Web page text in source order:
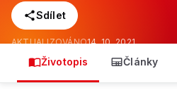
Sdílet
AKTUALIZOVÁNO14. 10. 2021
Životopis Články